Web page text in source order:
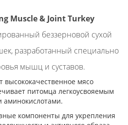
Muscle & Joint Turkey
беззерновой сухой
разработанный специально
мышц и суставов.
высококачественное мясо
питомца легкоусвояемым
компоненты для укрепления